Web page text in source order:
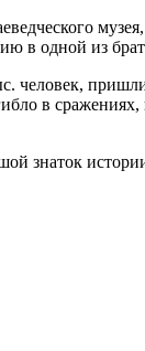
в одной из
человек,
в
знаток